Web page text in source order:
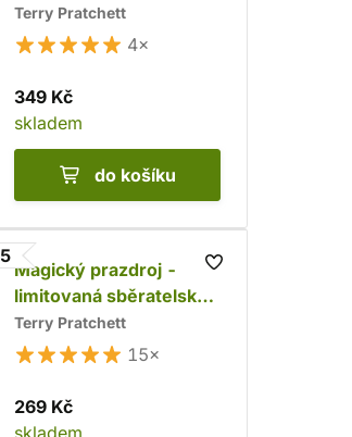
edice
Terry Pratchett
4×
349 Kč
skladem
do košíku
5
Magický prazdroj -
limitovaná sběratelská
edice
Terry Pratchett
15×
269 Kč
skladem